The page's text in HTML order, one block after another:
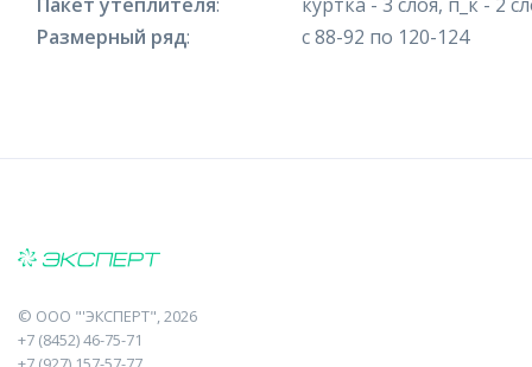
Размерный ряд: с 88-92 по 120-124
© ООО "'ЭКСПЕРТ", 2026
+7 (8452) 46-75-71